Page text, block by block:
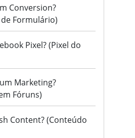
Conversion?
Formulário)
Pixel? (Pixel do
Marketing?
Fóruns)
Content? (Conteúdo